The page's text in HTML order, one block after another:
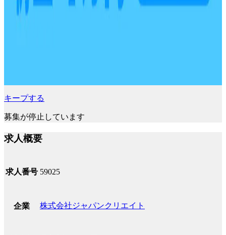
キープする
募集が停止しています
求人概要
求人番号 59025
企業 株式会社ジャパンクリエイト